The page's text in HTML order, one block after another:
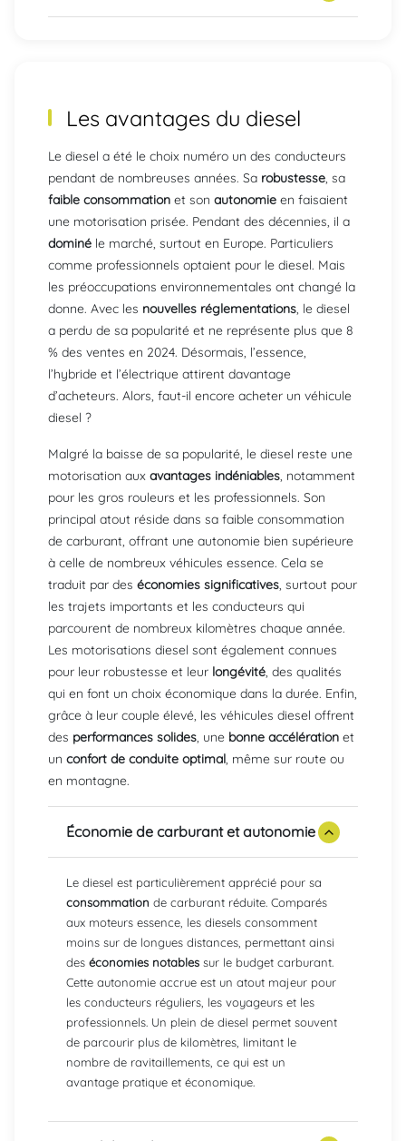
Les avantages du diesel
Le diesel a été le choix numéro un des conducteurs
pendant de nombreuses années. Sa robustesse , sa
faible consommation et son autonomie en faisaient
une motorisation prisée. Pendant des décennies, il a
dominé le marché, surtout en Europe. Particuliers
comme professionnels optaient pour le diesel. Mais
les préoccupations environnementales ont changé la
donne. Avec les nouvelles réglementations , le diesel
a perdu de sa popularité et ne représente plus que 8
% des ventes en 2024. Désormais, l’essence,
l’hybride et l’électrique attirent davantage
d’acheteurs. Alors, faut-il encore acheter un véhicule
diesel ?
Malgré la baisse de sa popularité, le diesel reste une
motorisation aux avantages indéniables , notamment
pour les gros rouleurs et les professionnels. Son
principal atout réside dans sa faible consommation
de carburant, offrant une autonomie bien supérieure
à celle de nombreux véhicules essence. Cela se
traduit par des économies significatives , surtout pour
les trajets importants et les conducteurs qui
parcourent de nombreux kilomètres chaque année.
Les motorisations diesel sont également connues
pour leur robustesse et leur longévité , des qualités
qui en font un choix économique dans la durée. Enfin,
grâce à leur couple élevé, les véhicules diesel offrent
des performances solides , une bonne accélération et
un confort de conduite optimal , même sur route ou
en montagne.
Économie de carburant et autonomie
Le diesel est particulièrement apprécié pour sa
consommation de carburant réduite. Comparés
aux moteurs essence, les diesels consomment
moins sur de longues distances, permettant ainsi
des économies notables sur le budget carburant.
Cette autonomie accrue est un atout majeur pour
les conducteurs réguliers, les voyageurs et les
professionnels. Un plein de diesel permet souvent
de parcourir plus de kilomètres, limitant le
nombre de ravitaillements, ce qui est un
avantage pratique et économique.